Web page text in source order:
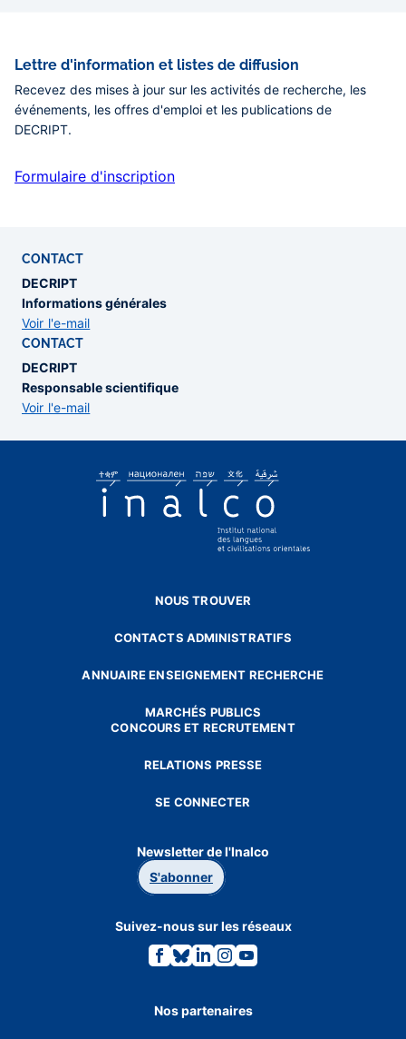
Lettre d'information et listes de diffusion
Recevez des mises à jour sur les activités de recherche, les
événements, les offres d'emploi et les publications de
DECRIPT.
Formulaire d'inscription
CONTACT
DECRIPT
Informations générales
Voir l'e-mail
CONTACT
DECRIPT
Responsable scientifique
Voir l'e-mail
NOUS TROUVER
CONTACTS ADMINISTRATIFS
ANNUAIRE ENSEIGNEMENT RECHERCHE
MARCHÉS PUBLICS
CONCOURS ET RECRUTEMENT
RELATIONS PRESSE
SE CONNECTER
Newsletter de l'Inalco
S'abonner
Suivez-nous sur les réseaux
Lien
vers
Facebook.
Lien
vers
Bluesky.
Lien
vers
Linkedin.
Lien
vers
Instagram.
Lien
vers
Youtube.
Nos partenaires